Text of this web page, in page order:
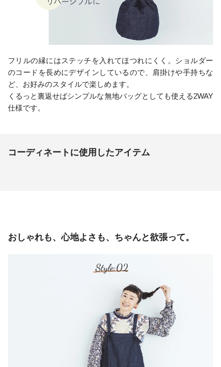
フリルの縁にはステッチを入れてほつれにくく。ショルダー
のコードを長めにデザインしているので、肩掛けや手持ちな
ど、お好みのスタイルで楽しめます。
くるっと裏返せばシンプルな無地バッグとしても使える2WAY
仕様です。
コーディネートに使用したアイテム
おしゃれも、心地よさも、ちゃんと欲張って。